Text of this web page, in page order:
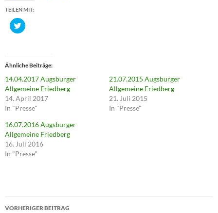
TEILEN MIT:
K
l
,
u
m
ü
b
e
r
T
w
i
t
e
r
z
t
(
i
Ähnliche Beiträge
14.04.2017 Augsburger
Allgemeine Friedberg
14. April 2017
In "Presse"
21.07.2015 Augsburger
Allgemeine Friedberg
21. Juli 2015
In "Presse"
16.07.2016 Augsburger
Allgemeine Friedberg
16. Juli 2016
In "Presse"
Beitragsnavigation
VORHERIGER BEITRAG